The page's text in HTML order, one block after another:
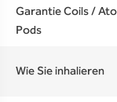
Garantie Coils /
Pods
Wie Sie inhalieren